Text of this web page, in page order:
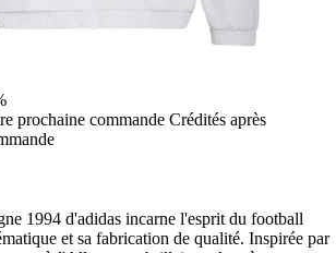
prochaine commande Crédités après
1994 d'adidas incarne l'esprit du football
et sa fabrication de qualité. Inspirée par